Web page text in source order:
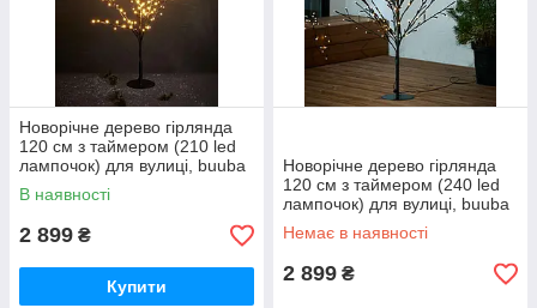
Новорічне дерево гірлянда
120 см з таймером (210 led
лампочок) для вулиці, buuba
В наявності
2 899 ₴
Купити
Новорічне дерево гірлянда
120 см з таймером (240 led
лампочок) для вулиці, buuba
Немає в наявності
2 899 ₴